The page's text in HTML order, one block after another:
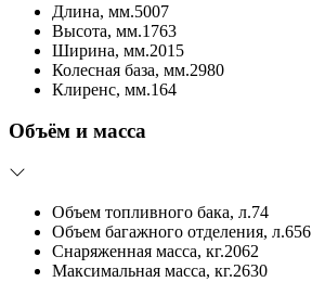
Длина, мм.5007
Высота, мм.1763
Ширина, мм.2015
Колесная база, мм.2980
Клиренс, мм.164
Объём и масса
Объем топливного бака, л.74
Объем багажного отделения, л.656
Снаряженная масса, кг.2062
Максимальная масса, кг.2630